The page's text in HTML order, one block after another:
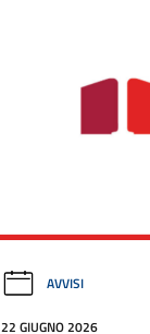
AVVISI
22 GIUGNO 2026